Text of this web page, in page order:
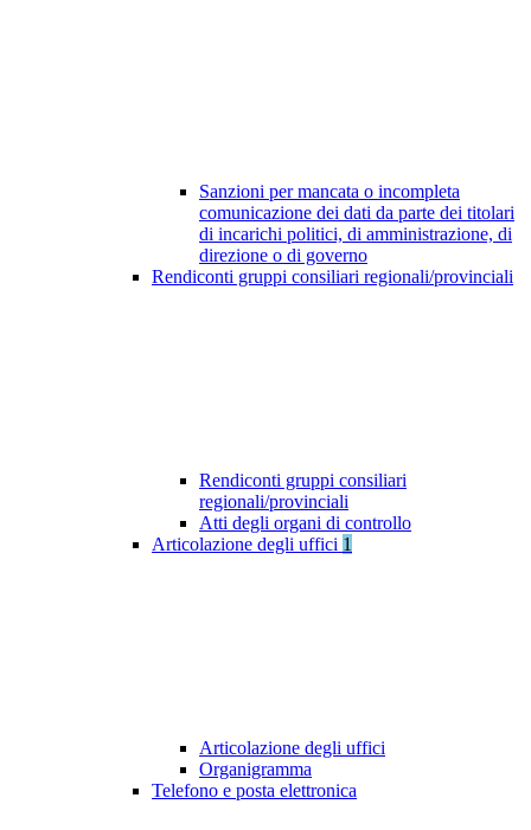
Sanzioni per mancata o incompleta
comunicazione dei dati da parte dei titolari
di incarichi politici, di amministrazione, di
direzione o di governo
Rendiconti gruppi consiliari regionali/provinciali
Rendiconti gruppi consiliari
regionali/provinciali
Atti degli organi di controllo
Articolazione degli uffici 1
Articolazione degli uffici
Organigramma
Telefono e posta elettronica